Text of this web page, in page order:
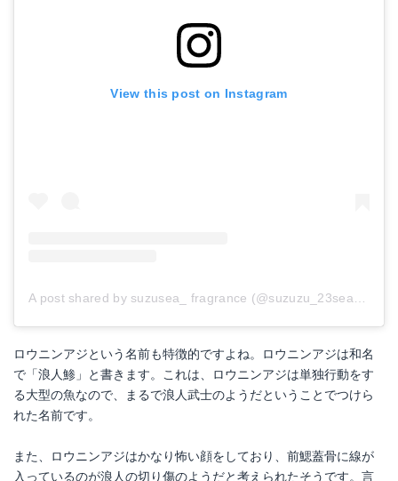
View this post on Instagram
A post shared by suzusea_ fragrance (@suzuzu_23sea)on
ロウニンアジという名前も特徴的ですよね。ロウニンアジは和名
で「浪人鯵」と書きます。これは、ロウニンアジは単独行動をす
る大型の魚なので、まるで浪人武士のようだということでつけら
れた名前です。
また、ロウニンアジはかなり怖い顔をしており、前鰓蓋骨に線が
入っているのが浪人の切り傷のようだと考えられたそうです。言